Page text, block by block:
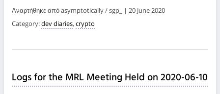
Αναρτήθηκε από asymptotically / sgp_ | 20 June 2020
Category:dev diaries, crypto
Logs for the MRL Meeting Held on 2020-06-10